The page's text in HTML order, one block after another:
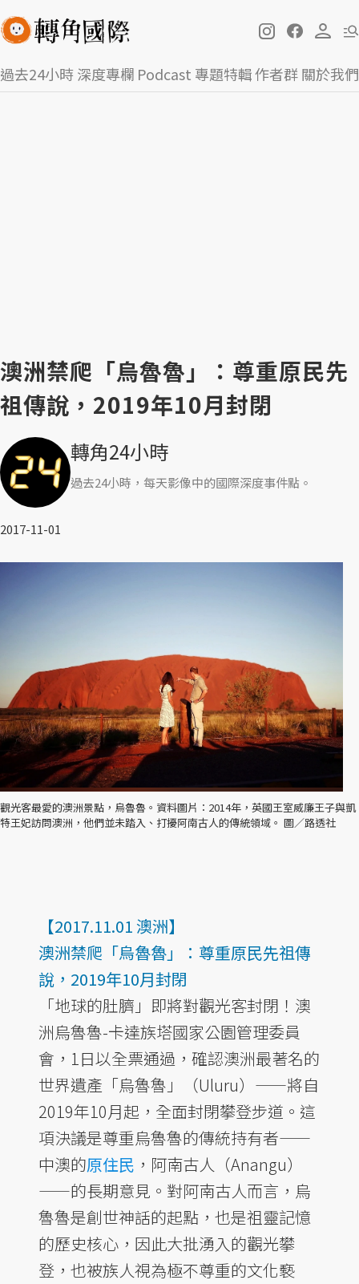
過去24小時深度專欄 Podcast 專題特輯作者群關於我們
澳洲禁爬「烏魯魯」：尊重原民先
祖傳說，2019年10月封閉
轉角24小時
過去24小時，每天影像中的國際深度事件點。
2017-11-01
觀光客最愛的澳洲景點，烏魯魯。資料圖片：2014年，英國王室威廉王子與凱
特王妃訪問澳洲，他們並未踏入、打擾阿南古人的傳統領域。 圖／路透社
【2017.11.01 澳洲】
澳洲禁爬「烏魯魯」：尊重原民先祖傳
說，2019年10月封閉
「地球的肚臍」即將對觀光客封閉！澳
洲烏魯魯-卡達族塔國家公園管理委員
會，1日以全票通過，確認澳洲最著名的
世界遺產「烏魯魯」（Uluru）——將自
2019年10月起，全面封閉攀登步道。這
項決議是尊重烏魯魯的傳統持有者——
中澳的原住民 ，阿南古人（Anangu）
——的長期意見。對阿南古人而言，烏
魯魯是創世神話的起點，也是祖靈記憶
的歷史核心，因此大批湧入的觀光攀
登，也被族人視為極不尊重的文化褻